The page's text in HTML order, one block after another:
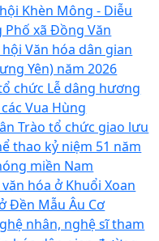
Khèn Mông - Diễu
xã Đồng Văn
hội Văn hóa dân gian
Yên) năm 2026
chức Lễ dâng hương
Vua Hùng
Trào tổ chức giao lưu
thao kỷ niệm 51 năm
miền Nam
hóa ở Khuổi Xoan
Đền Mẫu Âu Cơ
nhân, nghệ sĩ tham